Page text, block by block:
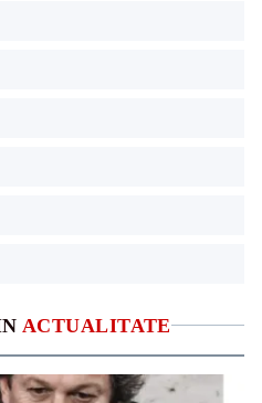
ACTUALITATE